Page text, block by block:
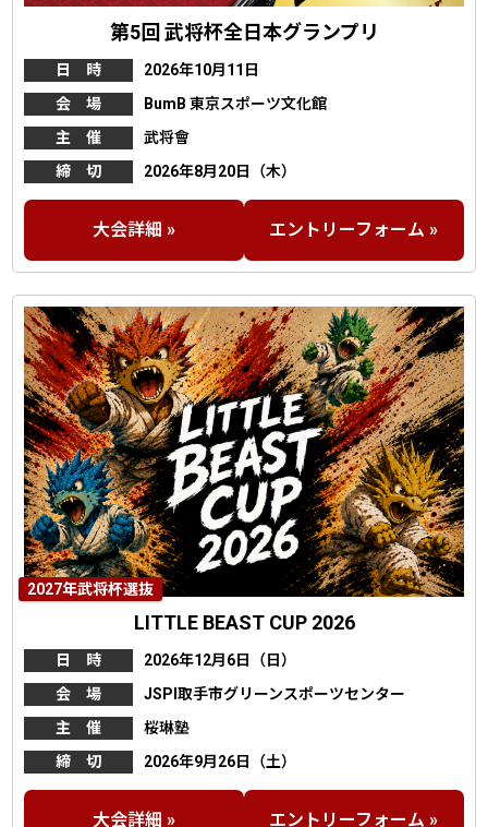
第5回 武将杯全日本グランプリ
日 時
2026年10月11日
会 場
BumB 東京スポーツ文化館
主 催
武将會
締 切
2026年8月20日（木）
大会詳細 » エントリーフォーム »
2027年武将杯選抜
LITTLE BEAST CUP 2026
日 時
2026年12月6日（日）
会 場
JSPI取手市グリーンスポーツセンター
主 催
桜琳塾
締 切
2026年9月26日（土）
大会詳細 » エントリーフォーム »